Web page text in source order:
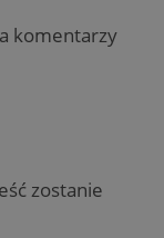
komentarzy
zostanie